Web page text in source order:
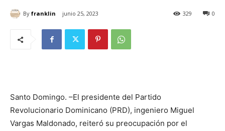
By franklin junio 25, 2023 0
329
Santo Domingo. –El presidente del Partido
Revolucionario Dominicano (PRD), ingeniero Miguel
Vargas Maldonado, reiteró su preocupación por el